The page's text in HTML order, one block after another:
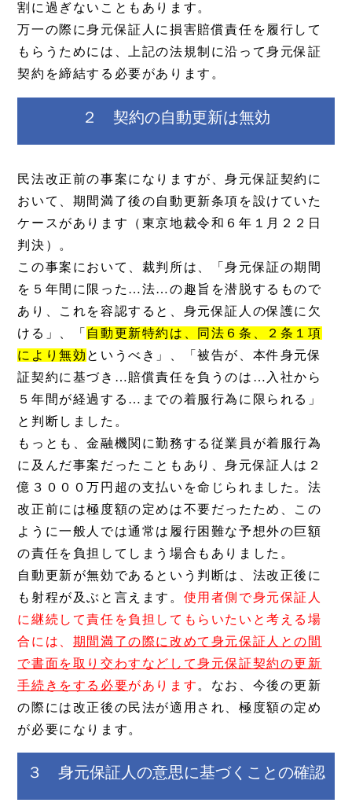
割に過ぎないこともあります。
万一の際に身元保証人に損害賠償責任を履行して
もらうためには、上記の法規制に沿って身元保証
契約を締結する必要があります。
２ 契約の自動更新は無効
民法改正前の事案になりますが、身元保証契約に
おいて、期間満了後の自動更新条項を設けていた
ケースがあります（東京地裁令和６年１月２２日
判決）。
この事案において、裁判所は、「身元保証の期間
を５年間に限った…法…の趣旨を潜脱するもので
あり、これを容認すると、身元保証人の保護に欠
ける」、「 自動更新特約は、同法６条、２条１項
により無効 というべき」、「被告が、本件身元保
証契約に基づき…賠償責任を負うのは…入社から
５年間が経過する…までの着服行為に限られる」
と判断しました。
もっとも、金融機関に勤務する従業員が着服行為
に及んだ事案だったこともあり、身元保証人は２
億３０００万円超の支払いを命じられました。法
改正前には極度額の定めは不要だったため、この
ように一般人では通常は履行困難な予想外の巨額
の責任を負担してしまう場合もありました。
自動更新が無効であるという判断は、法改正後に
も射程が及ぶと言えます。 使用者側で身元保証人
に継続して責任を負担してもらいたいと考える場
合には、 期間満了の際に改めて身元保証人との間
で書面を取り交わすなどして身元保証契約の更新
手続きをする必要があります 。なお、今後の更新
の際には改正後の民法が適用され、極度額の定め
が必要になります。
３ 身元保証人の意思に基づくことの確認